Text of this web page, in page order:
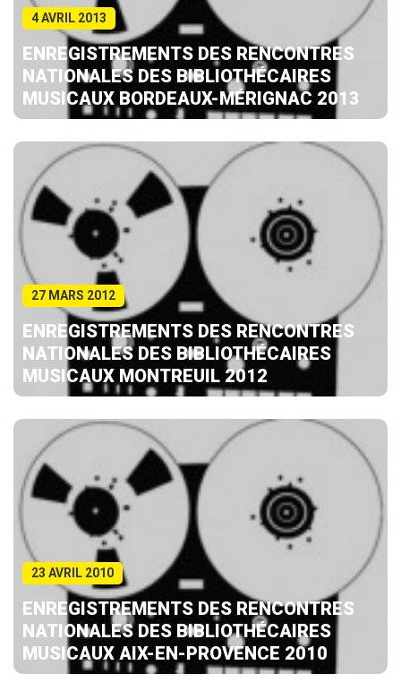
4 AVRIL 2013
ENREGISTREMENTS DES RENCONTRES
NATIONALES DES BIBLIOTHÉCAIRES
MUSICAUX BORDEAUX-MÉRIGNAC 2013
27 MARS 2012
ENREGISTREMENTS DES RENCONTRES
NATIONALES DES BIBLIOTHÉCAIRES
MUSICAUX MONTREUIL 2012
23 AVRIL 2010
ENREGISTREMENTS DES RENCONTRES
NATIONALES DES BIBLIOTHÉCAIRES
MUSICAUX AIX-EN-PROVENCE 2010